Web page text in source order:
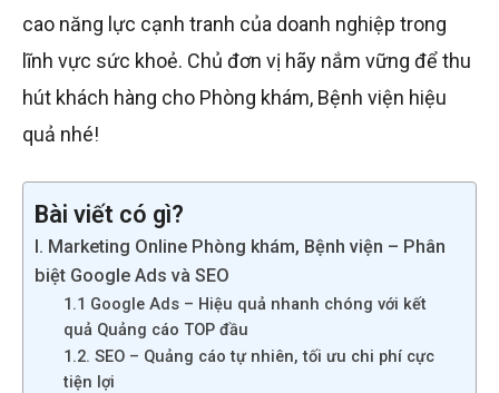
cao năng lực cạnh tranh của doanh nghiệp trong
lĩnh vực sức khoẻ. Chủ đơn vị hãy nắm vững để thu
hút khách hàng cho Phòng khám, Bệnh viện hiệu
quả nhé!
Bài viết có gì?
I. Marketing Online Phòng khám, Bệnh viện – Phân
biệt Google Ads và SEO
1.1 Google Ads – Hiệu quả nhanh chóng với kết
quả Quảng cáo TOP đầu
1.2. SEO – Quảng cáo tự nhiên, tối ưu chi phí cực
tiện lợi